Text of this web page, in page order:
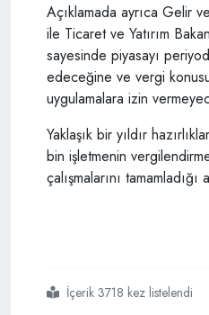
Açıklamada ayrıca Gelir
ile Ticaret ve Yatırım
sayesinde piyasayı
edeceğine ve vergi
uygulamalara izin
Yaklaşık bir yıldır
bin işletmenin
çalışmalarını tamamladığı
#suudi
#arabistanda
#kdv
#dönemi
#başladıİçerik 3718 kez listelendi